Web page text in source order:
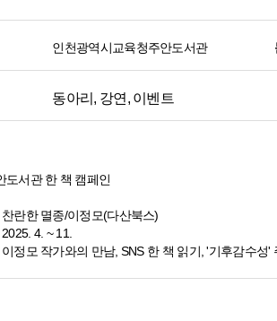
인천광역시교육청주안도서관
동아리, 강연, 이벤트
도서관 한 책 캠페인
란한 멸종/이정모(다산북스)
4. ~ 11.
정모 작가와의 만남, SNS 한 책 읽기, '기후감수성